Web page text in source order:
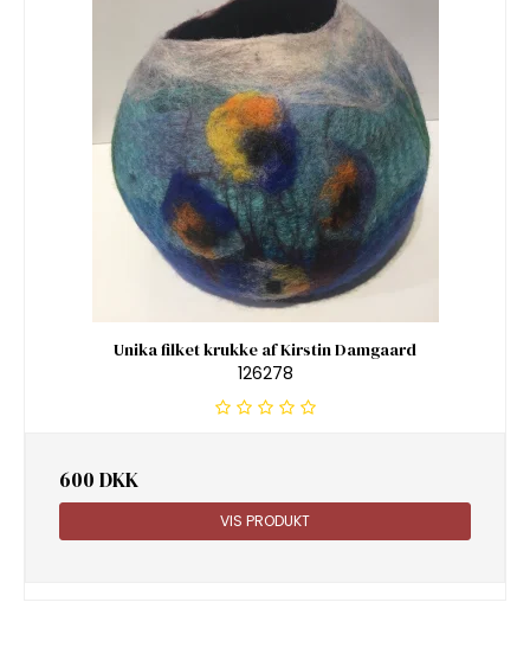
Unika filket krukke af Kirstin Damgaard
126278
600 DKK
VIS PRODUKT